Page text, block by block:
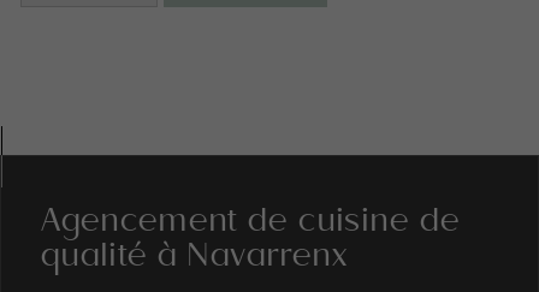
Agencement de cuisine de
qualité à Navarrenx